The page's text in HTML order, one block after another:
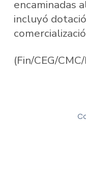
encaminadas
incluyó
(Fin/CEG/